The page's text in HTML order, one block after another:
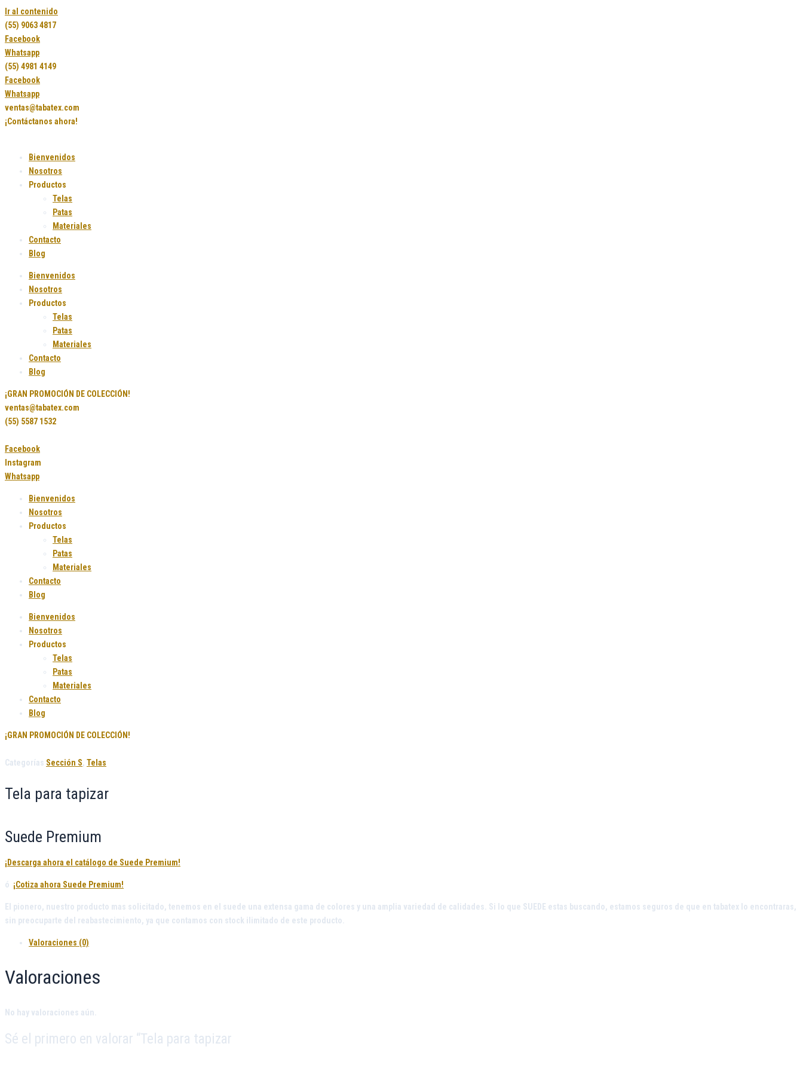
Ir al contenido
(55) 9063 4817
Facebook
Whatsapp
(55) 4981 4149
Facebook
Whatsapp
ventas@tabatex.com
¡Contáctanos ahora!
Bienvenidos
Nosotros
Productos
Telas
Patas
Materiales
Contacto
Blog
Bienvenidos
Nosotros
Productos
Telas
Patas
Materiales
Contacto
Blog
¡GRAN PROMOCIÓN DE COLECCIÓN!
ventas@tabatex.com
(55) 5587 1532
Facebook
Instagram
Whatsapp
Bienvenidos
Nosotros
Productos
Telas
Patas
Materiales
Contacto
Blog
Bienvenidos
Nosotros
Productos
Telas
Patas
Materiales
Contacto
Blog
¡GRAN PROMOCIÓN DE COLECCIÓN!
Categorías Sección S, Telas
Tela para tapizar
Suede Premium
¡Descarga ahora el catálogo de Suede Premium!
ó ¡Cotiza ahora Suede Premium!
El pionero, nuestro producto mas solicitado, tenemos en el suede una extensa gama de colores y una amplia variedad de calidades. Si lo que SUEDE estas buscando, estamos seguros de que en tabatex lo encontraras,
sin preocuparte del reabastecimiento, ya que contamos con stock ilimitado de este producto.
Valoraciones (0)
Valoraciones
No hay valoraciones aún.
Sé el primero en valorar “Tela para tapizar